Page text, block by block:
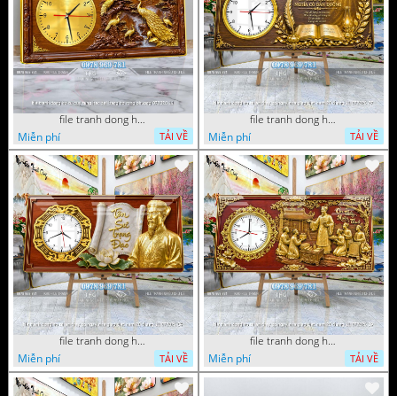
file tranh dong ho tu quy tung hac dai bang ho rong phuong 072026 11
Miễn phí
TẢI VỀ
file tranh dong ho tri an thay co ngay nha giao viet nam 20 thang 11 072026 77
Miễn phí
TẢI VỀ
file tranh dong ho tri an thay co ngay nha giao viet nam 20 thang 11 072026 54
Miễn phí
TẢI VỀ
file tranh dong ho tri an thay co ngay nha giao viet nam 20 thang 11 072026 39
Miễn phí
TẢI VỀ